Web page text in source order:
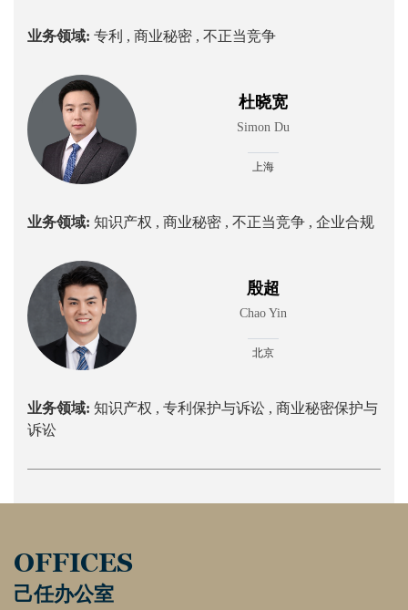
业务领域: 专利 , 商业秘密 , 不正当竞争
杜晓宽
Simon Du
上海
业务领域: 知识产权 , 商业秘密 , 不正当竞争 , 企业合规
殷超
Chao Yin
北京
业务领域: 知识产权 , 专利保护与诉讼 , 商业秘密保护与
诉讼
OFFICES
己任办公室